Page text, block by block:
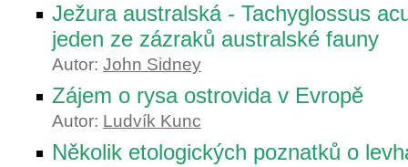
Ježura australská - Tachyglossus
jeden ze zázraků australské fauny
Autor: John Sidney
Zájem o rysa ostrovida v Evropě
Autor: Ludvík Kunc
Několik etologických poznatků o